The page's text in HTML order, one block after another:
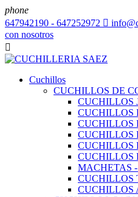
phone
647942190 - 647252972 
con nosotros

Cuchillos
CUCHILLOS DE
CUCHILLOS
CUCHILLOS
CUCHILLOS
CUCHILLOS
CUCHILLOS
CUCHILLOS
MACHETAS
CUCHILLOS
CUCHILLOS